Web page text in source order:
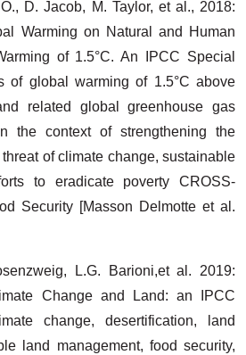
D. Jacob, M. Taylor, et al., 2018:
Warming on Natural and Human
of 1.5°C. An IPCC Special
of global warming of 1.5°C above
related global greenhouse gas
the context of strengthening the
of climate change, sustainable
to eradicate poverty CROSS-
Security [Masson Delmotte et al.
L.G. Barioni,et al. 2019:
Change and Land: an IPCC
change, desertification, land
land management, food security,